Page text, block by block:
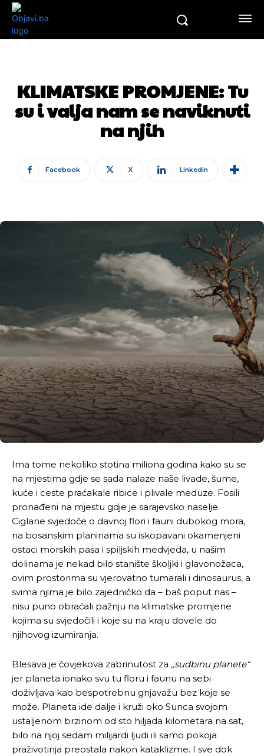
KLIMATSKE PROMJENE: Tu
su i valja nam se naviknuti
na njih
Facebook X Linkedin
Ima tome nekoliko stotina miliona godina kako su se
na mjestima gdje se sada nalaze naše livade, šume,
kuće i ceste praćakale ribice i plivale meduze. Fosili
pronađeni na mjestu gdje je sarajevsko naselje
Ciglane svjedoče o davnoj flori i fauni dubokog mora,
na bosanskim planinama su iskopavani okamenjeni
ostaci morskih pasa i spiljskih medvjeda, u našim
dolinama je nekad bilo stanište školjki i glavonožaca,
ovim prostorima su vjerovatno tumarali i dinosaurus, a
svima njima je bilo zajedničko da – baš poput nas –
nisu puno obraćali pažnju na klimatske promjene
kojima su svjedočili i koje su na kraju dovele do
njihovog izumiranja.
Blesava je čovjekova zabrinutost za „sudbinu planete“
jer planeta ionako svu tu floru i faunu na sebi
doživljava kao bespotrebnu gnjavažu bez koje se
može. Planeta ide dalje i kruži oko Sunca svojom
ustaljenom brzinom od sto hiljada kilometara na sat,
bilo na njoj sedam milijardi ljudi ili samo pokoja
praživotinja preostala nakon kataklizme. I sve dok